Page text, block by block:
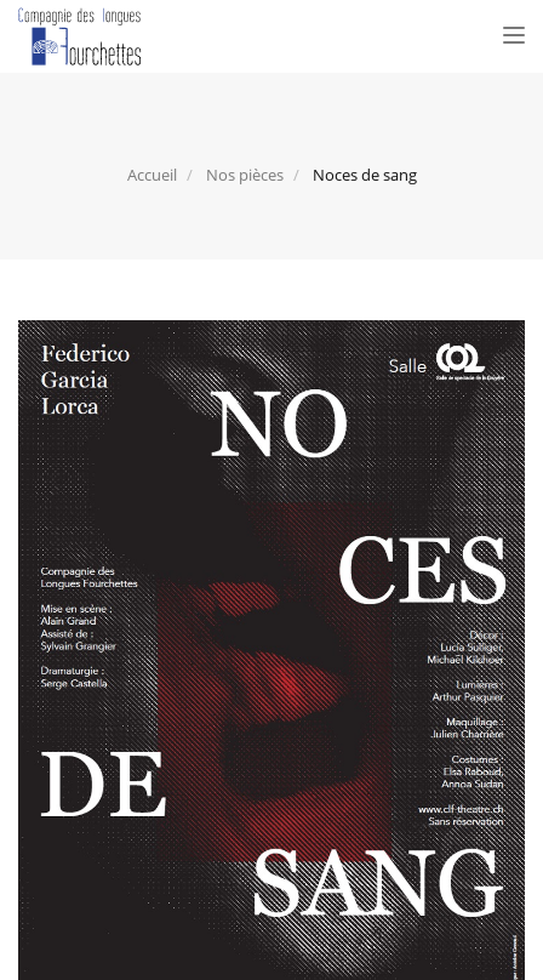
Accueil Nos pièces Noces de sang